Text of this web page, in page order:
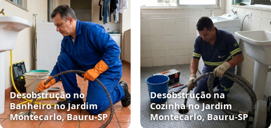
Desobstrução no
Banheiro no Jardim
Montecarlo, Bauru‑SP
Desobstrução na
Cozinha no Jardim
Montecarlo, Bauru‑SP